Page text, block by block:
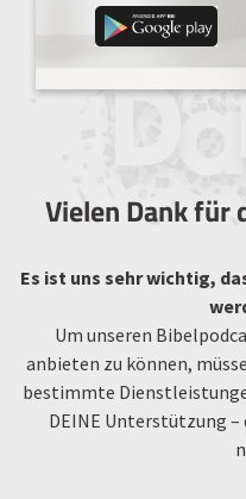
Vielen Dank für
Es ist uns sehr wichtig,
Um unseren
anbieten zu können,
bestimmte
DEINE Unterstützung –